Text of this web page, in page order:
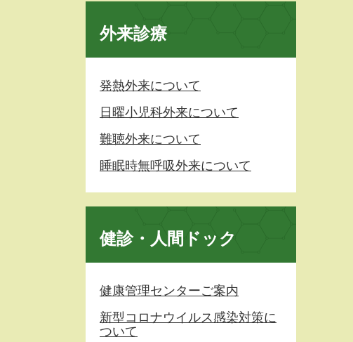
外来診療
発熱外来について
日曜小児科外来について
難聴外来について
睡眠時無呼吸外来について
健診・人間ドック
健康管理センターご案内
新型コロナウイルス感染対策に
ついて